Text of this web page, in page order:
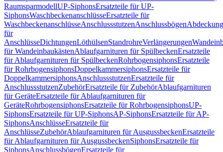
RaumsparmodellUP-SiphonsErsatzteile für UP-
SiphonsWaschbeckenanschlüsseErsatzteile für
WaschbeckenanschlüsseAnschlussstutzenAnschlussbögen
für
AnschlüsseDichtungenLöthülsenStandrohreVerlängerungen
für WandeinbaukästenAblaufgarnituren für SpülbeckenErsatzteile
für Ablaufgarnituren für SpülbeckenRohrbogensiphonsErsatzteile
für RohrbogensiphonsDoppelkammersiphonsErsatzteile für
DoppelkammersiphonsAnschlussstutzenErsatzteile für
AnschlussstutzenZubehörErsatzteile für ZubehörAblaufgarnituren
für GeräteErsatzteile für Ablaufgarnituren für
GeräteRohrbogensiphonsErsatzteile für RohrbogensiphonsUP-
SiphonsErsatzteile für UP-SiphonsAP-SiphonsErsatzteile für AP-
SiphonsAnschlüsseErsatzteile für
AnschlüsseZubehörAblaufgarnituren für AusgussbeckenErsatzteile
für Ablaufgarnituren für AusgussbeckenSiphonsErsatzteile für
SiphonsAnschlussbögenErsatzteile für